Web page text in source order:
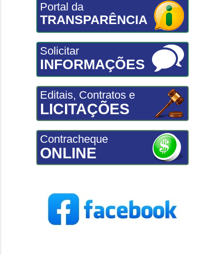
Portal da
TRANSPARÊNCIA
Solicitar
INFORMAÇÕES
Editais, Contratos e
LICITAÇÕES
Contracheque
ONLINE